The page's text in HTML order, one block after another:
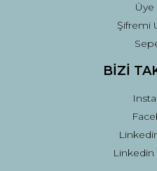
Üye
Şifremi
BİZİ
Linkedin